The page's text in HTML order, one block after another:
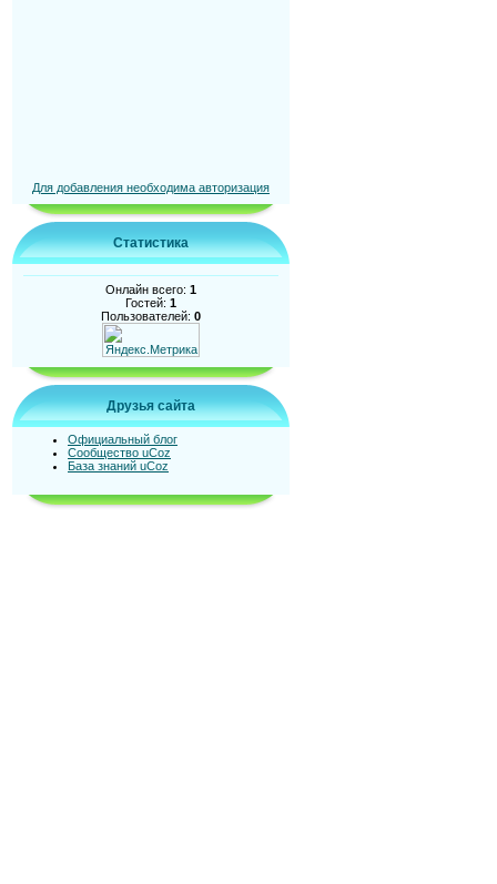
Для добавления необходима авторизация
Статистика
Онлайн всего: 1
Гостей: 1
Пользователей: 0
Друзья сайта
Официальный блог
Сообщество uCoz
База знаний uCoz